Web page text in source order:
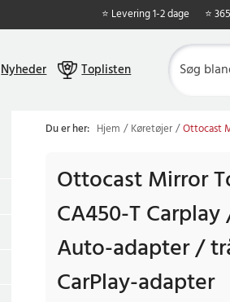
⭐ Levering 1-2 dage ⭐
Nyheder Toplisten
Du er her: Hjem Køretøjer Ottocast
Ottocast Mirror
CA450-T
Auto-adapter /
CarPlay-adapter